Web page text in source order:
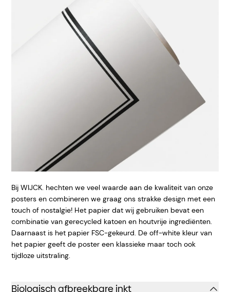
Bij WIJCK. hechten we veel waarde aan de kwaliteit van onze
posters en combineren we graag ons strakke design met een
touch of nostalgie! Het papier dat wij gebruiken bevat een
combinatie van gerecycled katoen en houtvrije ingrediënten.
Daarnaast is het papier FSC-gekeurd. De off-white kleur van
het papier geeft de poster een klassieke maar toch ook
tijdloze uitstraling.
Biologisch afbreekbare inkt